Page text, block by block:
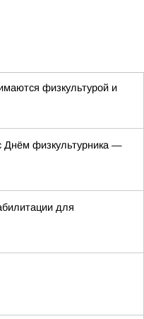
физкультурой и
Днём физкультурника —
для